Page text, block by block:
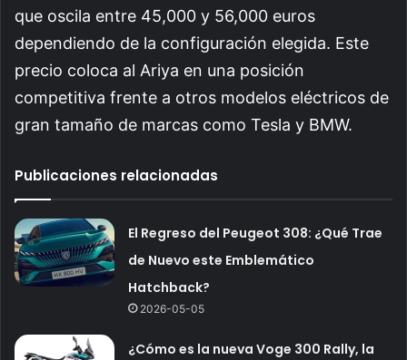
que oscila entre 45,000 y 56,000 euros
dependiendo de la configuración elegida. Este
precio coloca al Ariya en una posición
competitiva frente a otros modelos eléctricos de
gran tamaño de marcas como Tesla y BMW.
Publicaciones relacionadas
El Regreso del Peugeot 308: ¿Qué Trae
de Nuevo este Emblemático
Hatchback?
2026-05-05
¿Cómo es la nueva Voge 300 Rally, la